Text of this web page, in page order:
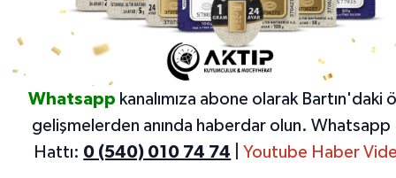
Whatsapp kanalımıza abone olarak Bartın'daki
gelişmelerden anında haberdar olun. Whatsapp
Hattı: 0 (540) 010 74 74 Youtube Haber